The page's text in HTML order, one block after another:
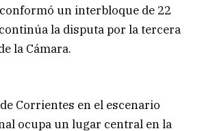
un interbloque de 22
la disputa por la tercera
la Cámara.
Corrientes en el escenario
ocupa un lugar central en la